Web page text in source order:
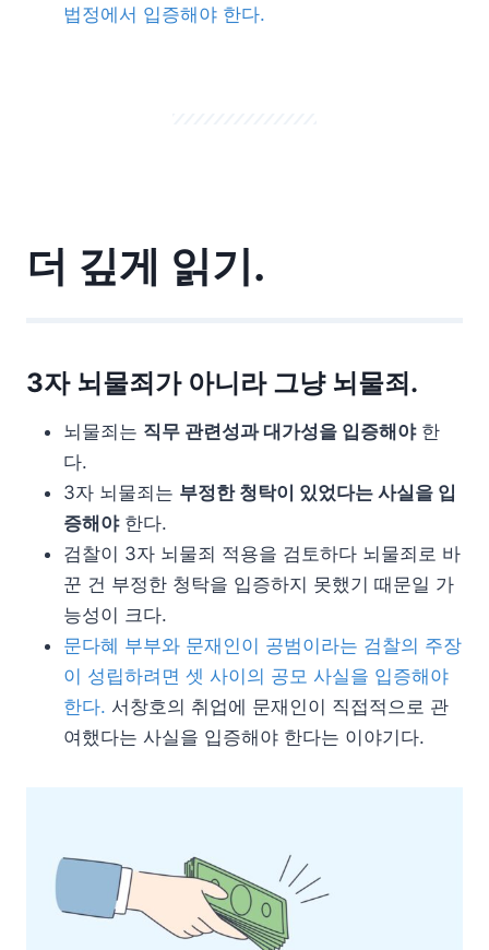
법정에서 입증해야 한다.
더 깊게 읽기.
3자 뇌물죄가 아니라 그냥 뇌물죄.
뇌물죄는 직무 관련성과 대가성을 입증해야한
다.
3자 뇌물죄는 부정한 청탁이 있었다는 사실을 입
증해야한다.
검찰이 3자 뇌물죄 적용을 검토하다 뇌물죄로 바
꾼 건 부정한 청탁을 입증하지 못했기 때문일 가
능성이 크다.
문다혜 부부와 문재인이 공범이라는 검찰의 주장
이 성립하려면 셋 사이의 공모 사실을 입증해야
한다. 서창호의 취업에 문재인이 직접적으로 관
여했다는 사실을 입증해야 한다는 이야기다.